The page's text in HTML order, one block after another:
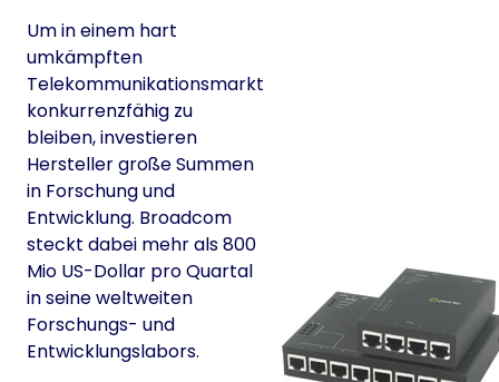
Um in einem hart
umkämpften
Telekommunikationsmarkt
konkurrenzfähig zu
bleiben, investieren
Hersteller große Summen
in Forschung und
Entwicklung. Broadcom
steckt dabei mehr als 800
Mio US-Dollar pro Quartal
in seine weltweiten
Forschungs- und
Entwicklungslabors.